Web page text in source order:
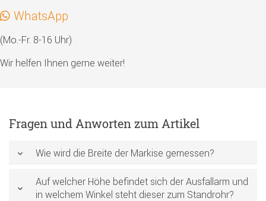
WhatsApp
(Mo.-Fr. 8-16 Uhr)
Wir helfen Ihnen gerne weiter!
Fragen und Anworten zum Artikel
Wie wird die Breite der Markise gemessen?
Auf welcher Höhe befindet sich der Ausfallarm und
in welchem Winkel steht dieser zum Standrohr?